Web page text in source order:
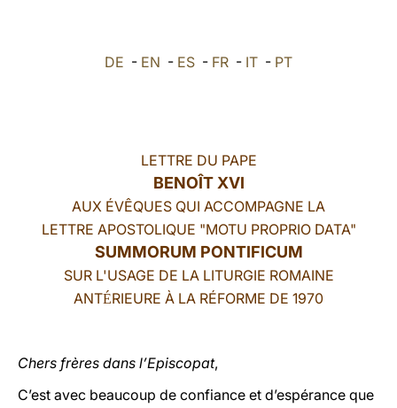
العربيّة DE - EN - ES - FR - IT - PT
LETTRE DU PAPE
BENOÎT XVI
AUX ÉVÊQUES QUI ACCOMPAGNE LA
LETTRE APOSTOLIQUE "MOTU PROPRIO DATA"
SUMMORUM PONTIFICUM
SUR L'USAGE DE LA LITURGIE ROMAINE
ANTÉRIEURE À LA RÉFORME DE 1970
Chers frères dans l’Episcopat,
C’est avec beaucoup de confiance et d’espérance que